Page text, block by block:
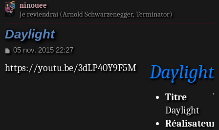
ninouee
Je reviendrai (Arnold Schwarzenegger, Terminator)
Daylight
M
s
05 nov. 2015 22:27
https://youtu.be/3dLP40Y9F5M Daylight
Titre
Daylight
Réalisateur